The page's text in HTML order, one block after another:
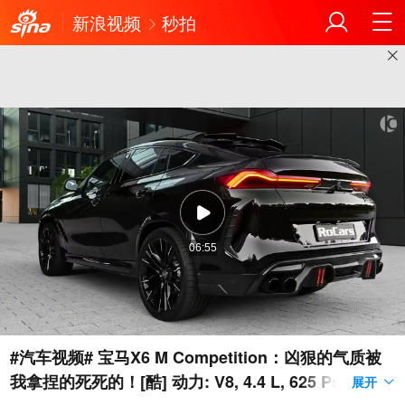
新浪视频 秒拍
06:55
#汽车视频# 宝马X6 M Competition：凶狠的气质被
我拿捏的死死的！[酷] 动力: V8, 4.4 L, 625 Ps, 750 N
展开